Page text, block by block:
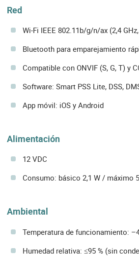
Red
Wi-Fi IEEE 802.11b/g/n/ax (2,4
Bluetooth para emparejamiento
Compatible con ONVIF (S, G, T) y
Software: Smart PSS Lite, DSS,
App móvil: iOS y Android
Alimentación
12 VDC
Consumo: básico 2,1 W / máximo
Ambiental
Temperatura de funcionamiento:
Humedad relativa: ≤95 % (sin